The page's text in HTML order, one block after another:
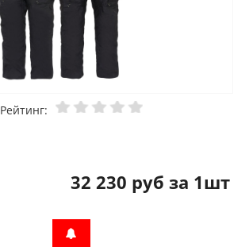
Рейтинг:
32 230 руб за 1шт